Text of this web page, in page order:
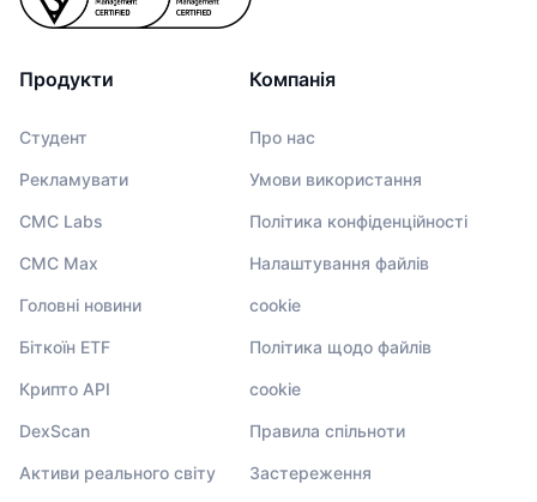
Продукти
Студент
Рекламувати
CMC Labs
CMC Max
Головні новини
Біткоїн ETF
Крипто API
DexScan
Активи реального світу
Компанія
Про нас
Умови використання
Політика конфіденційності
Налаштування файлів
cookie
Політика щодо файлів
cookie
Правила спільноти
Застереження